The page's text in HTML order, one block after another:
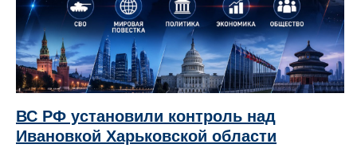
ВС РФ установили контроль над
Ивановкой Харьковской области